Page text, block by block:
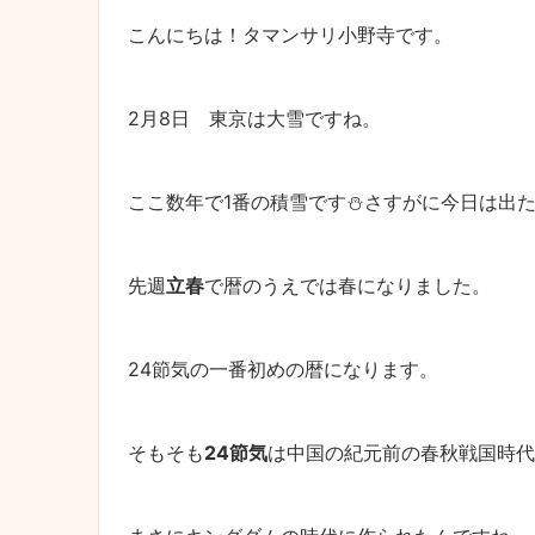
こんにちは！タマンサリ小野寺です。
2月8日 東京は大雪ですね。
ここ数年で1番の積雪です⛄さすがに今日は出
先週立春で暦のうえでは春になりました。
24節気の一番初めの暦になります。
そもそも24節気は中国の紀元前の春秋戦国時代